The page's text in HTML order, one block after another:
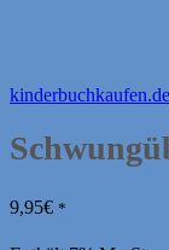
kinderbuchkaufen.de
9,95€ *